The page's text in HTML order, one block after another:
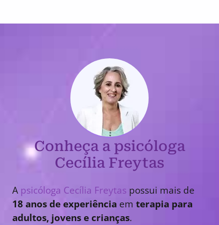
Conheça a psicóloga
Cecília Freytas
A psicóloga Cecília Freytas possui mais de
18 anos de experiência em terapia para
adultos, jovens e crianças.